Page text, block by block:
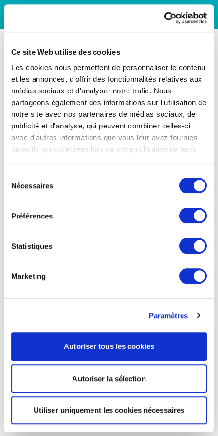
Ce site Web utilise des cookies
Les cookies nous permettent de personnaliser le contenu
et les annonces, d'offrir des fonctionnalités relatives aux
médias sociaux et d'analyser notre trafic. Nous
partageons également des informations sur l'utilisation de
notre site avec nos partenaires de médias sociaux, de
publicité et d'analyse, qui peuvent combiner celles-ci
avec d'autres informations que vous leur avez fournies
ou qu'ils ont collectées lors de votre utilisation de leurs
Nécessaires
Préférences
Statistiques
Marketing
Paramètres
Autoriser tous les cookies
Autoriser la sélection
Utiliser uniquement les cookies nécessaires